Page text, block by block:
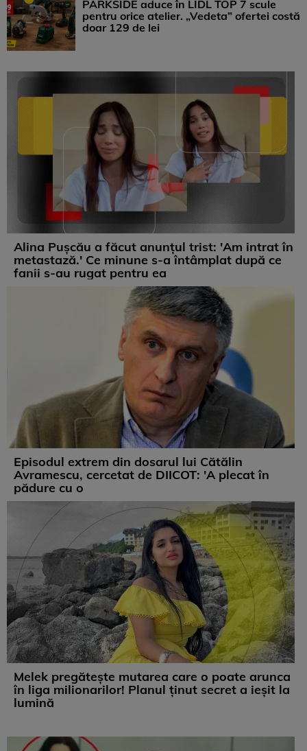
PARKSIDE aduce în LIDL TOP 7 scule
pentru orice atelier. „Vedeta” ofertei costă
doar 129 de lei
Alina Pușcău a făcut anunțul trist: 'Am intrat în
metastază.' Ce minune s-a întâmplat după ce
fanii s-au rugat pentru ea
Episodul extrem din dosarul lui Cătălin
Avramescu, cercetat de DIICOT: 'A plecat în
pădure cu o
Melek pregătește mutarea care o poate arunca
în liga milionarilor! Planul ținut secret a ieșit la
lumină